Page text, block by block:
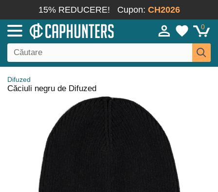
15% REDUCERE! Cupon: CH2026
0
Difuzed
Căciuli negru de Difuzed